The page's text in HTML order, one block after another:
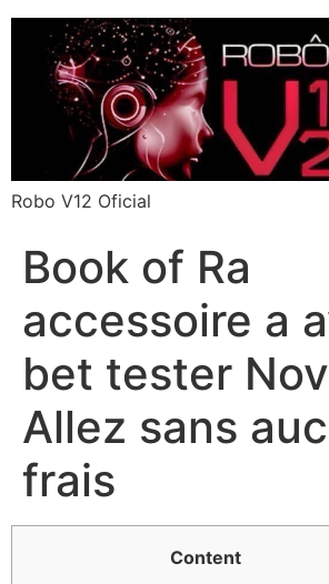
Robo V12 Oficial
Book of Ra
accessoire a
bet tester
Allez sans
frais
Content